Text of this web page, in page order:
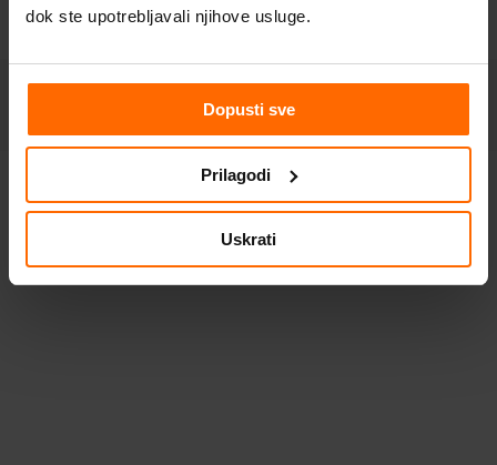
dok ste upotrebljavali njihove usluge.
Dopusti sve
Prilagodi
Uskrati
© Digital Media d.o.o. 2005 - 2026.Opći uvjeti poslovanja.Politika
privatnosti.Politika kolačića.